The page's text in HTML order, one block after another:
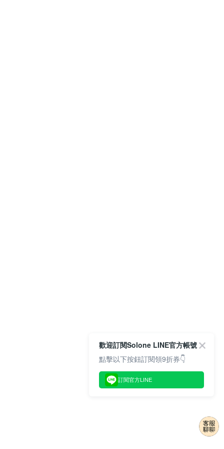
歡迎訂閱Solone LINE官方帳號
點擊以下按鈕訂閱領9折券👇
訂閱官方LINE